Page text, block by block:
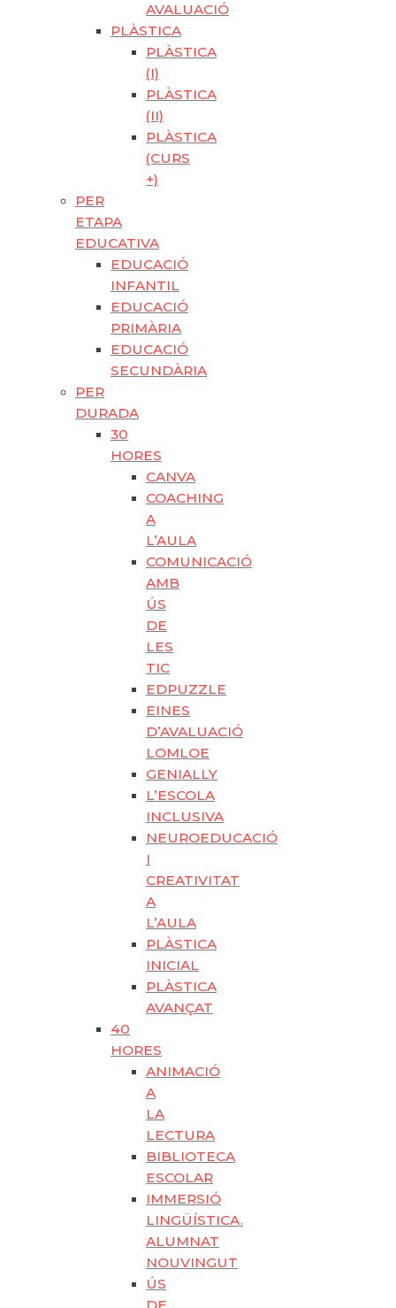
AVALUACIÓ
PLÀSTICA
PLÀSTICA
(I)
PLÀSTICA
(II)
PLÀSTICA
(CURS
+)
PER
ETAPA
EDUCATIVA
EDUCACIÓ
INFANTIL
EDUCACIÓ
PRIMÀRIA
EDUCACIÓ
SECUNDÀRIA
PER
DURADA
30
HORES
CANVA
COACHING
A
L’AULA
COMUNICACIÓ
AMB
ÚS
DE
LES
TIC
EDPUZZLE
EINES
D’AVALUACIÓ
LOMLOE
GENIALLY
L’ESCOLA
INCLUSIVA
NEUROEDUCACIÓ
I
CREATIVITAT
A
L’AULA
PLÀSTICA
INICIAL
PLÀSTICA
AVANÇAT
40
HORES
ANIMACIÓ
A
LA
LECTURA
BIBLIOTECA
ESCOLAR
IMMERSIÓ
LINGÜÍSTICA.
ALUMNAT
NOUVINGUT
ÚS